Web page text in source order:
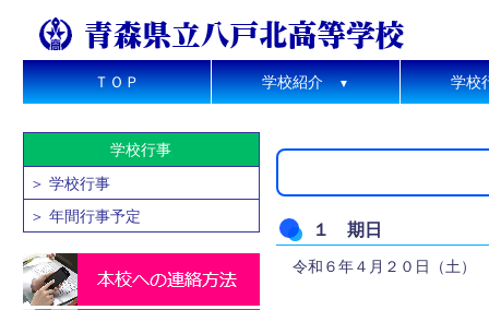
ＴＯＰ 学校紹介▼ 学
学校行事
＞ 学校行事
＞ 年間行事予定
１ 期日
令和６年４月２０日（土）